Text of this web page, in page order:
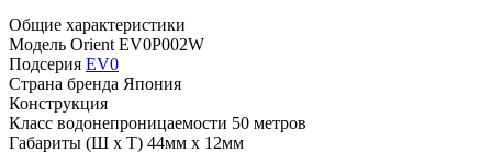
Общие характеристики
Модель Orient EV0P002W
Подсерия EV0
Страна бренда Япония
Конструкция
Класс водонепроницаемости 50 метров
Габариты (Ш x Т) 44мм x 12мм